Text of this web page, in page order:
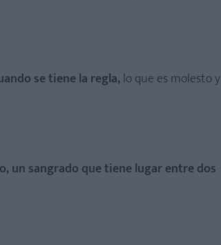
se tiene la regla,lo que es molesto y
un sangrado que tiene lugar entre dos